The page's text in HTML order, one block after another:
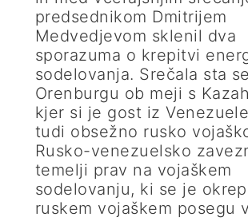
predsednikom Dmitrijem
Medvedjevom sklenil dva
sporazuma o krepitvi
sodelovanja. Srečala sta
Orenburgu ob meji s
kjer si je gost iz
tudi obsežno rusko
Rusko-venezuelsko
temelji prav na vojaškem
sodelovanju, ki se je
ruskem vojaškem posegu